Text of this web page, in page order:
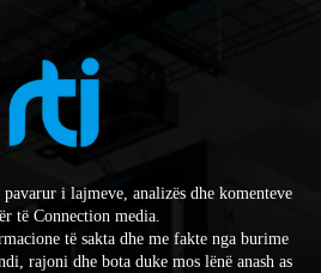
i lajmeve, analizës dhe komenteve
të Connection media.
të sakta dhe me fakte nga burime
rajoni dhe bota duke mos lënë anash as